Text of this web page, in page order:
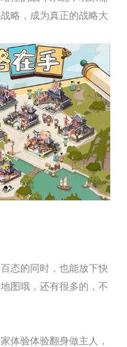
略，成为真正的战略大
态的同时，也能放下快
图哦，还有很多的，不
体验体验翻身做主人，